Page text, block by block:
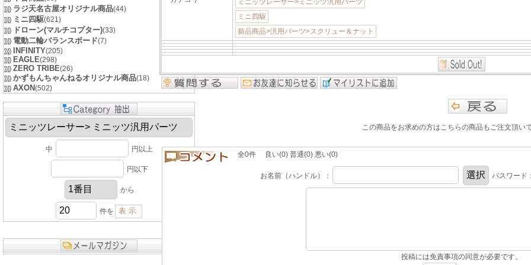
ラジ天名古屋オリジナル商品(44)
ミニ四駆(621)
ドローン(マルチコプター)(33)
電動二輪バランスボード(7)
INFINITY(205)
EAGLE(298)
ZERO TRIBE(26)
かずもんちゃんねるオリジナル商品(18)
AXON(502)
中 円以上
円以下
から
件を
ミニッツレーサー>ミニッツ汎用パーツ
ミニ四駆
新品商品>汎用パーツ>スクリュー＆ナット
この商品をお求めの方はこちらの商品もご注文頂い
全0件 良い(0) 普通(0) 悪い(0)
お名前（ハンドル）： パスワード：
投稿には免責事項の同意が必要です。